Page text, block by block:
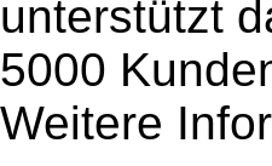
unterstützt
5000
Weitere